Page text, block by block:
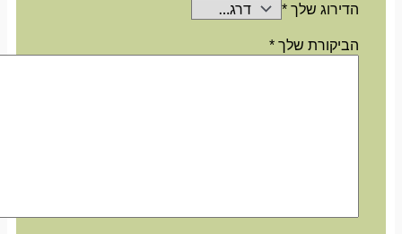
הדירוג שלך*
הביקורת שלך*